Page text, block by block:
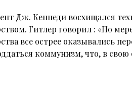
Дж. Кеннеди восхищался
Гитлер говорил : «По
все острее оказывались
коммунизм, что, в